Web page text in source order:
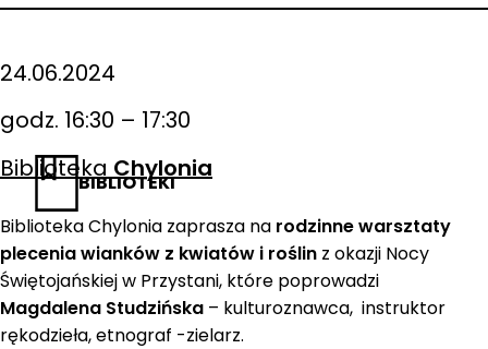
BIBLIOTEKI
24.06.2024
godz. 16:30 – 17:30
Biblioteka Chylonia
Biblioteka Chylonia zaprasza na rodzinne warsztaty
plecenia wianków z kwiatów i roślin z okazji Nocy
Świętojańskiej w Przystani, które poprowadzi
Magdalena Studzińska – kulturoznawca, instruktor
rękodzieła, etnograf -zielarz.